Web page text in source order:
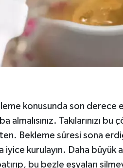
konusunda son derece
almalısınız. Takılarınızı
Bekleme süresi sona
iyice kurulayın. Daha büyük
bu bezle eşyaları